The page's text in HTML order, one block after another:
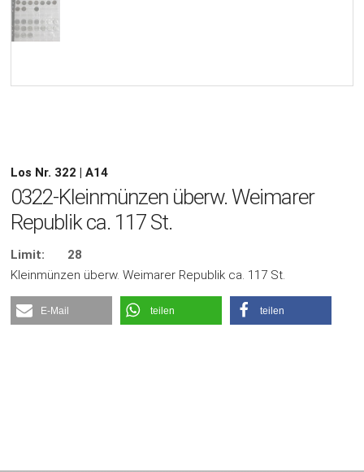
Los Nr. 322 | A14
0322-Kleinmünzen überw. Weimarer
Republik ca. 117 St.
Limit:
28
Kleinmünzen überw. Weimarer Republik ca. 117 St.
E-Mail teilen teilen